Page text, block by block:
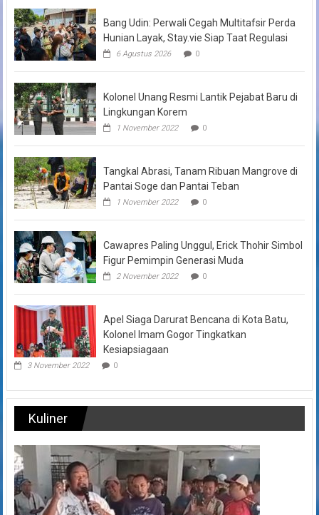
Bang Udin: Perwali Cegah Multitafsir Perda
Hunian Layak, Stay.vie Siap Taat Regulasi
6 Agustus 2026 0
Kolonel Unang Resmi Lantik Pejabat Baru di
Lingkungan Korem
1 November 2022 0
Tangkal Abrasi, Tanam Ribuan Mangrove di
Pantai Soge dan Pantai Teban
1 November 2022 0
Cawapres Paling Unggul, Erick Thohir Simbol
Figur Pemimpin Generasi Muda
2 November 2022 0
Apel Siaga Darurat Bencana di Kota Batu,
Kolonel Imam Gogor Tingkatkan
Kesiapsiagaan
3 November 2022 0
Kuliner